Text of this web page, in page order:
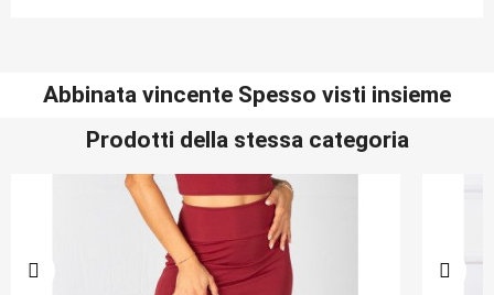
Abbinata vincente Spesso visti insieme
Prodotti della stessa categoria